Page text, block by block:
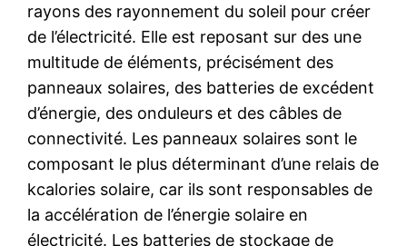
rayons des rayonnement du soleil pour créer
de l’électricité. Elle est reposant sur des une
multitude de éléments, précisément des
panneaux solaires, des batteries de excédent
d’énergie, des onduleurs et des câbles de
connectivité. Les panneaux solaires sont le
composant le plus déterminant d’une relais de
kcalories solaire, car ils sont responsables de
la accélération de l’énergie solaire en
électricité. Les batteries de stockage de